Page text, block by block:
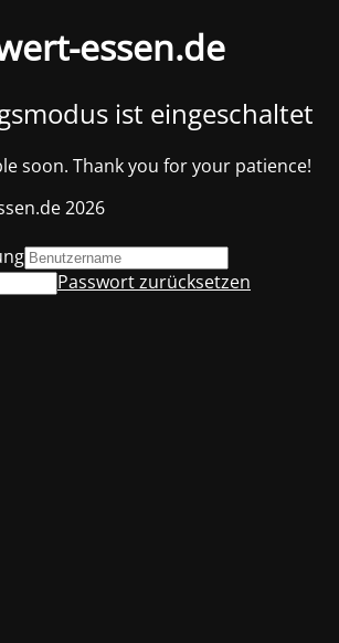
essen.de
ist eingeschaltet
soon. Thank you for your patience!
2026
Passwort zurücksetzen